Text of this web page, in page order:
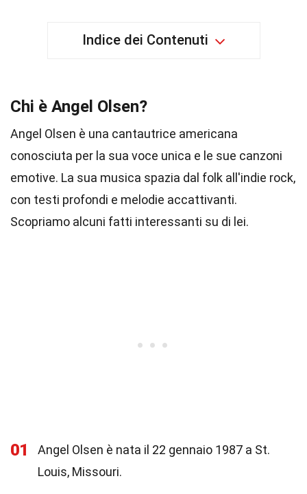
Indice dei Contenuti
Chi è Angel Olsen?
Angel Olsen è una cantautrice americana
conosciuta per la sua voce unica e le sue canzoni
emotive. La sua musica spazia dal folk all'indie rock,
con testi profondi e melodie accattivanti.
Scopriamo alcuni fatti interessanti su di lei.
01
Angel Olsen è nata il 22 gennaio 1987 a St.
Louis, Missouri.